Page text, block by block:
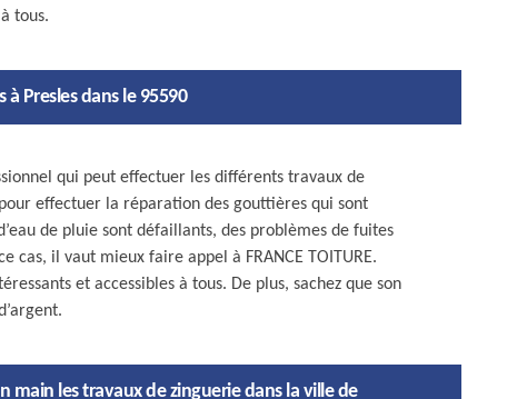
tous.
à Presles dans le 95590
qui peut effectuer les différents travaux de
effectuer la réparation des gouttières qui sont
de pluie sont défaillants, des problèmes de fuites
cas, il vaut mieux faire appel à FRANCE TOITURE.
et accessibles à tous. De plus, sachez que son
main les travaux de zinguerie dans la ville de